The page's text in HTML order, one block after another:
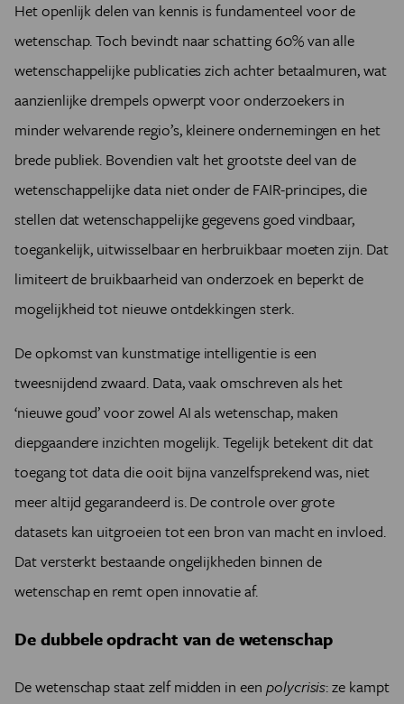
Het openlijk delen van kennis is fundamenteel voor de
wetenschap. Toch bevindt naar schatting 60% van alle
wetenschappelijke publicaties zich achter betaalmuren, wat
aanzienlijke drempels opwerpt voor onderzoekers in
minder welvarende regio’s, kleinere ondernemingen en het
brede publiek. Bovendien valt het grootste deel van de
wetenschappelijke data niet onder de FAIR-principes, die
stellen dat wetenschappelijke gegevens goed vindbaar,
toegankelijk, uitwisselbaar en herbruikbaar moeten zijn. Dat
limiteert de bruikbaarheid van onderzoek en beperkt de
mogelijkheid tot nieuwe ontdekkingen sterk.
De opkomst van kunstmatige intelligentie is een
tweesnijdend zwaard. Data, vaak omschreven als het
‘nieuwe goud’ voor zowel AI als wetenschap, maken
diepgaandere inzichten mogelijk. Tegelijk betekent dit dat
toegang tot data die ooit bijna vanzelfsprekend was, niet
meer altijd gegarandeerd is. De controle over grote
datasets kan uitgroeien tot een bron van macht en invloed.
Dat versterkt bestaande ongelijkheden binnen de
wetenschap en remt open innovatie af.
De dubbele opdracht van de wetenschap
De wetenschap staat zelf midden in een polycrisis: ze kampt